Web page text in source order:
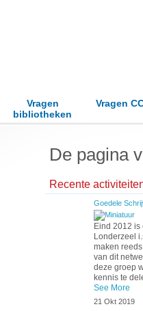
Vragen
bibliotheken
Vragen
De pagina
Recente
Goedele
Eind 2012 is
Londerzeel
maken
van dit
deze groep
kennis te
See More
21 Okt 2019